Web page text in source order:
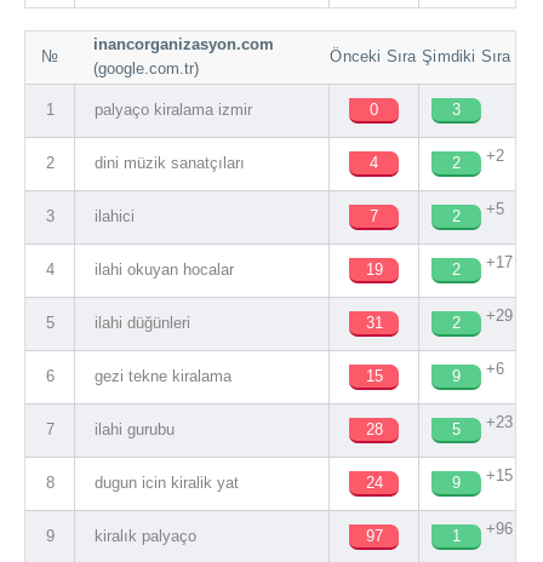
№
inancorganizasyon.com
(google.com.tr)
Önceki Sıra Şimdiki Sıra
1 palyaço kiralama izmir 0 3
2 dini müzik sanatçıları 4 2 +2
3 ilahici 7 2 +5
4 ilahi okuyan hocalar 19 2 +17
5 ilahi düğünleri 31 2 +29
6 gezi tekne kiralama 15 9 +6
7 ilahi gurubu 28 5 +23
8 dugun icin kiralik yat 24 9 +15
9 kiralık palyaço 97 1 +96